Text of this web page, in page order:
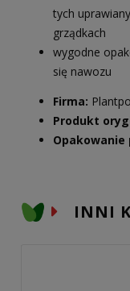
tych
grządkach
wygodne
się nawozu
Firma:
Produkt
Opakowanie
INNI